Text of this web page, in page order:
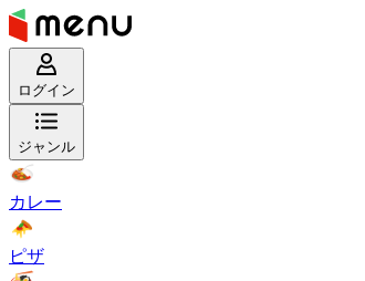
ログイン
ジャンル
カレー
ピザ